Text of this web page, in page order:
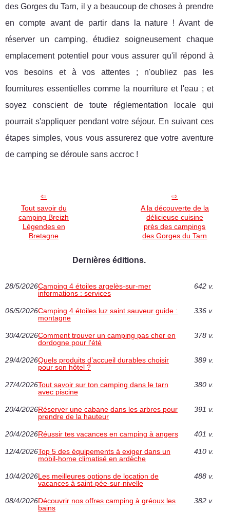
des Gorges du Tarn, il y a beaucoup de choses à prendre
en compte avant de partir dans la nature ! Avant de
réserver un camping, étudiez soigneusement chaque
emplacement potentiel pour vous assurer qu'il répond à
vos besoins et à vos attentes ; n'oubliez pas les
fournitures essentielles comme la nourriture et l'eau ; et
soyez conscient de toute réglementation locale qui
pourrait s'appliquer pendant votre séjour. En suivant ces
étapes simples, vous vous assurerez que votre aventure
de camping se déroule sans accroc !
Tout savoir du
camping Breizh
Légendes en
Bretagne
A la découverte de la
délicieuse cuisine
près des campings
des Gorges du Tarn
Dernières éditions.
28/5/2026Camping 4 étoiles argelès-sur-mer
informations : services
642 v.
06/5/2026Camping 4 étoiles luz saint sauveur guide :
montagne
336 v.
30/4/2026Comment trouver un camping pas cher en
dordogne pour l'été
378 v.
29/4/2026Quels produits d’accueil durables choisir
pour son hôtel ?
389 v.
27/4/2026Tout savoir sur ton camping dans le tarn
avec piscine
380 v.
20/4/2026Réserver une cabane dans les arbres pour
prendre de la hauteur
391 v.
20/4/2026Réussir tes vacances en camping à angers 401 v.
12/4/2026Top 5 des équipements à exiger dans un
mobil-home climatisé en ardèche
410 v.
10/4/2026Les meilleures options de location de
vacances à saint-pée-sur-nivelle
488 v.
08/4/2026Découvrir nos offres camping à gréoux les
bains
382 v.